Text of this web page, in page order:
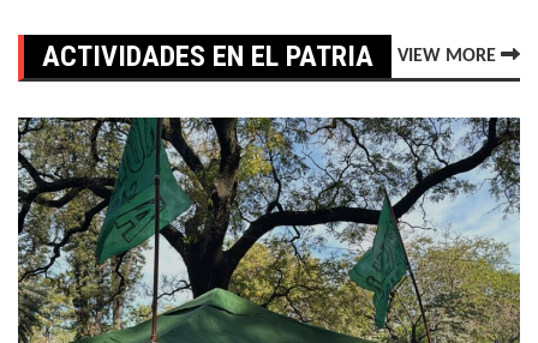
ACTIVIDADES EN EL PATRIA VIEW MORE